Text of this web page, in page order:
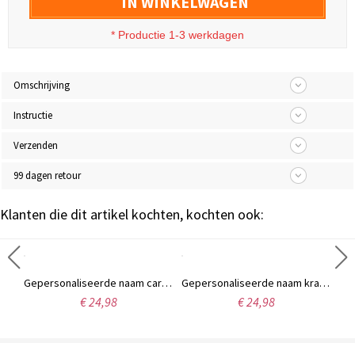
* Productie 1-3 werkdagen
Omschrijving
Instructie
Verzenden
99 dagen retour
Klanten die dit artikel kochten, kochten ook:
Gepersonaliseerde naam cartoon dier papa en baby hartvormige acryl plaquette, eerste Vaderdag ornament, bureau decoratie, Vaderdag cadeau voor nieuwe vaders
€ 24,98
Gepersonaliseerde naam kralen armband/enkelband, minimalistische statement sieraden voor dames, verjaardag/jubileum/kerstcadeau voor haar/vrouw/moeder/vrienden
€ 24,98